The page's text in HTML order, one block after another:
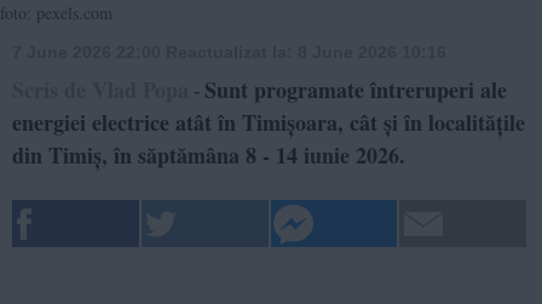
foto: pexels.com
- Sunt programate întreruperi ale
energiei electrice atât în Timișoara, cât și în localitățile
din Timiș, în săptămâna 8 - 14 iunie 2026.